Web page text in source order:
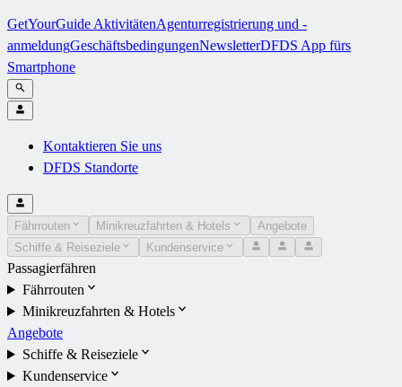
GetYourGuide AktivitätenAgenturregistrierung und -
anmeldungGeschäftsbedingungenNewsletterDFDS App fürs
Smartphone
Kontaktieren Sie uns
DFDS Standorte
Fährrouten Minikreuzfahrten & Hotels
Angebote
Schiffe & Reiseziele
Kundenservice
Passagierfähren
Fährrouten
Minikreuzfahrten & Hotels
Angebote
Schiffe & Reiseziele
Kundenservice